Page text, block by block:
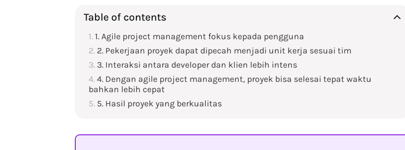
Table of contents
1. Agile project management fokus kepada pengguna
2. Pekerjaan proyek dapat dipecah menjadi unit kerja sesuai tim
3. Interaksi antara developer dan klien lebih intens
4. Dengan agile project management, proyek bisa selesai tepat waktu
bahkan lebih cepat
5. Hasil proyek yang berkualitas